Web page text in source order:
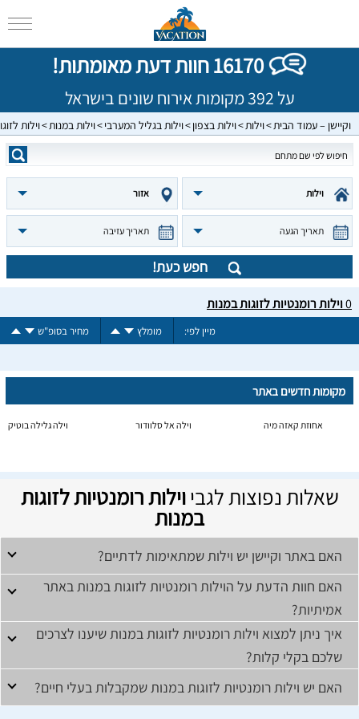
16170 חוות דעת מאומתות!
על 392 מקומות אירוח שונים בישראל
וקיישן – עמוד הבית וילות וילות בצפון וילות בגליל המערבי וילות במנות וילות
וילות אזור
תאריך הגעה תאריך עזיבה
חפש כעת!
0וילות רומנטיות לזוגות במנות
מיין לפי: מומלץ מחיר בסופ"ש
מקומות חדשים באתר
אחוזת קאזה מיה וילה אל סלוודור וילה גלילה בוטיק
שאלות נפוצות לגביוילות רומנטיות לזוגות
במנות
האם באתר וקיישן יש וילות שמתאימות לדתיים?
האם חוות הדעת על הוילות רומנטיות לזוגות במנות באתר
אמיתיות?
איך ניתן למצוא וילות רומנטיות לזוגות במנות שיענו לצרכים
שלכם בקלי קלות?
האם יש וילות רומנטיות לזוגות במנות שמקבלות בעלי חיים?